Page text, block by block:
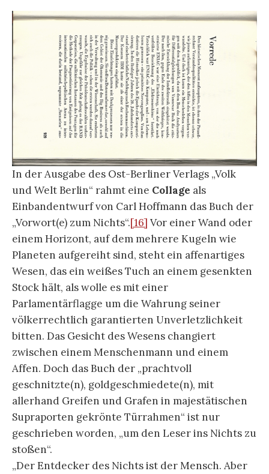
In der Ausgabe des Ost-Berliner Verlags „Volk
und Welt Berlin“ rahmt eine Collage als
Einbandentwurf von Carl Hoffmann das Buch der
„Vorwort(e) zum Nichts“.[16] Vor einer Wand oder
einem Horizont, auf dem mehrere Kugeln wie
Planeten aufgereiht sind, steht ein affenartiges
Wesen, das ein weißes Tuch an einem gesenkten
Stock hält, als wolle es mit einer
Parlamentärflagge um die Wahrung seiner
völkerrechtlich garantierten Unverletzlichkeit
bitten. Das Gesicht des Wesens changiert
zwischen einem Menschenmann und einem
Affen. Doch das Buch der „prachtvoll
geschnitzte(n), goldgeschmiedete(n), mit
allerhand Greifen und Grafen in majestätischen
Supraporten gekrönte Türrahmen“ ist nur
geschrieben worden, „um den Leser ins Nichts zu
stoßen“.
„Der Entdecker des Nichts ist der Mensch. Aber